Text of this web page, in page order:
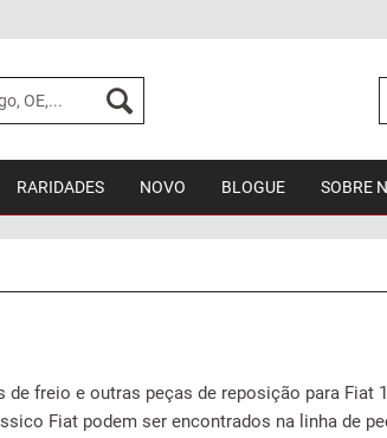
RARIDADES NOVO BLOGUE SOBRE
freio e outras peças de reposição para Fiat
Fiat podem ser encontrados na linha de